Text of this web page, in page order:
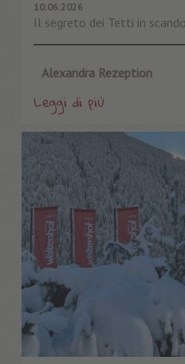
10.06.2026
Il segreto dei Tetti in
Alexandra Rezeption
Leggi di più